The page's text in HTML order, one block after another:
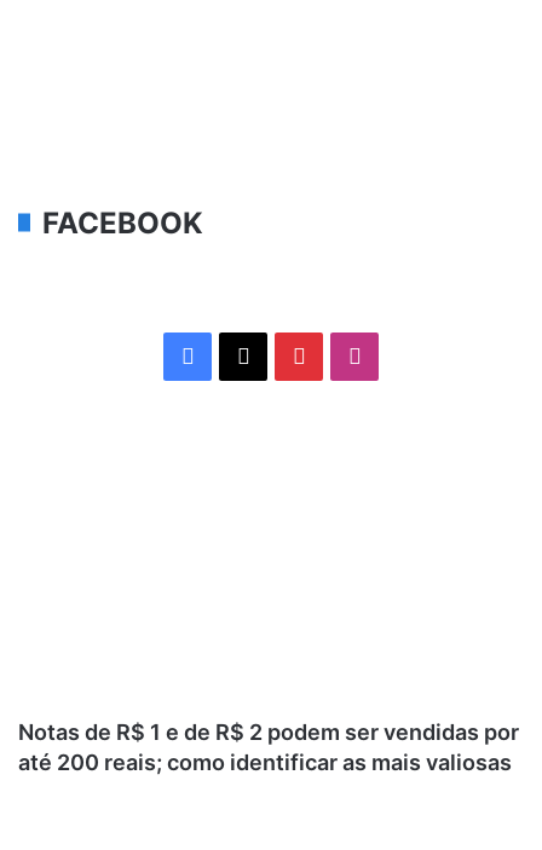
FACEBOOK
Facebook
X Pinterest
Notas de R$ 1 e de R$ 2 podem ser vendidas por
até 200 reais; como identificar as mais valiosas